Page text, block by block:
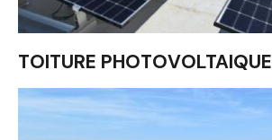
TOITURE PHOTOVOLTAIQUE